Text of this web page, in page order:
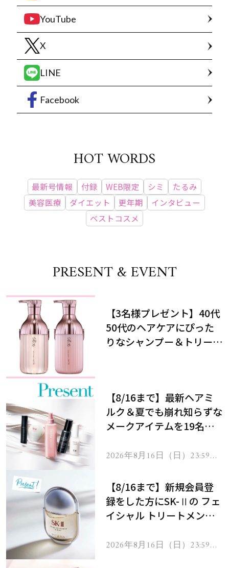
YouTube
X
LINE
Facebook
HOT WORDS
最新号情報 付録 WEB限定 シミ
たるみ
美容医療
ダイエット 更年期
インタビュー
ベストコスメ
PRESENT & EVENT
【3名様プレゼント】40代
50代のヘアケアにぴった
りなシャンプー＆トリート
【8/16まで】最新ヘアミ
ルク＆夏でも崩れ知らずな
メークアイテムを19名様
2026年8月16日（日）23:59ま
【8/16まで】新規会員登
録をした方にSK-Ⅱの フェ
イシャル トリートメント
2026年8月16日（日）23:59ま